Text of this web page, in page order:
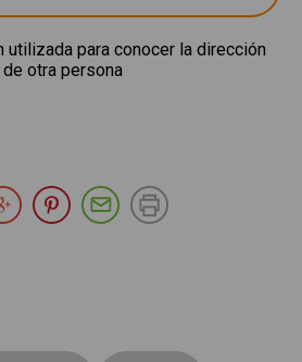
utilizada para conocer la dirección
otra persona
Whatsapp
en Facebook
Compartir en Twitter
Compartir en Google Plus
Compartir en Pinterest
Compartir por E-